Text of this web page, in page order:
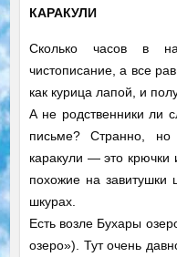
КАРАКУЛИ
Сколько часов в
чистописание, а все
как курица лапой, и
А не родственники ли
письме? Странно,
каракули — это крючки
похожие на завитушки
шкурах.
Есть возле Бухары
озеро»). Тут очень